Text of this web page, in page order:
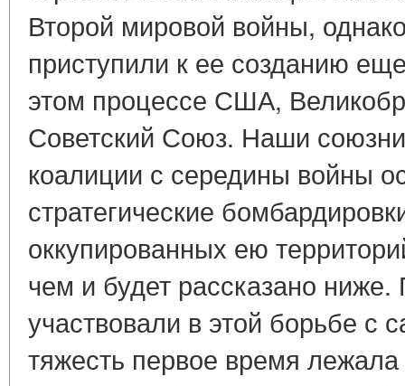
Второй мировой войны,
приступили к ее созданию
этом процессе США,
Советский Союз. Наши
коалиции с середины войны
стратегические
оккупированных ею
чем и будет рассказано
участвовали в этой борьбе с
тяжесть первое время